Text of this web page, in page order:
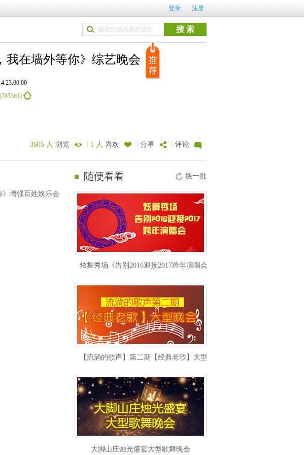
登录 注册
我在墙外等你》综艺晚会
23:00:00
3605 人 浏览 | 1 人 喜欢 | 分享 | 评论
增强百姓娱乐会
随便看看 换一批
炫舞秀场《告别2016迎接2017跨年演唱会》
【流淌的歌声】第二期【经典老歌】大型晚会
大脚山庄烛光盛宴大型歌舞晚会